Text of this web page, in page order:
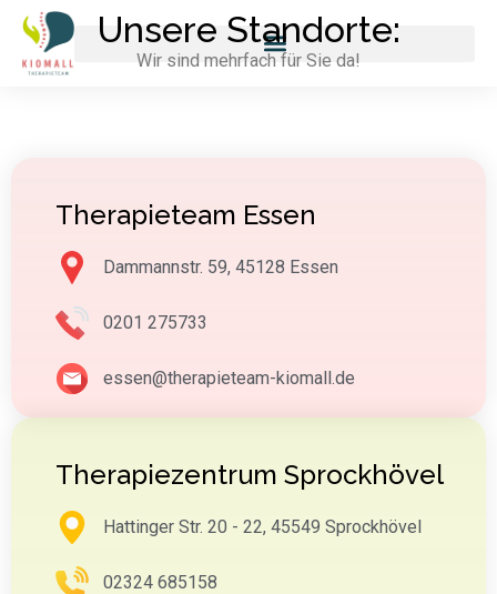
Unsere Standorte:
Wir sind mehrfach für Sie da!
Therapieteam Essen
Dammannstr. 59, 45128 Essen
0201 275733
essen@therapieteam-kiomall.de
Therapiezentrum Sprockhövel
Hattinger Str. 20 - 22, 45549 Sprockhövel
02324 685158